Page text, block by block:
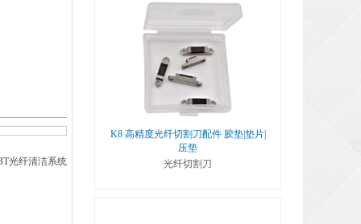
光纤清洁系统
K8 高精度光纤切割刀配件 胶垫|垫片|
压垫
光纤切割刀